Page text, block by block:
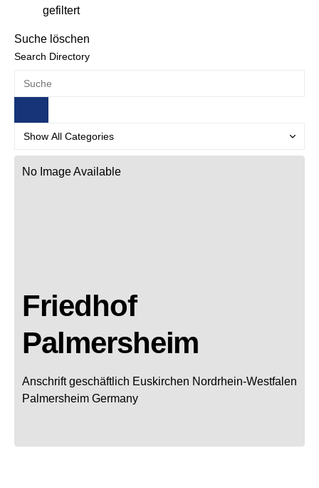
gefiltert
Suche löschen
Search Directory
No Image Available
Friedhof
Palmersheim
Anschrift geschäftlich Euskirchen Nordrhein-Westfalen
Palmersheim Germany